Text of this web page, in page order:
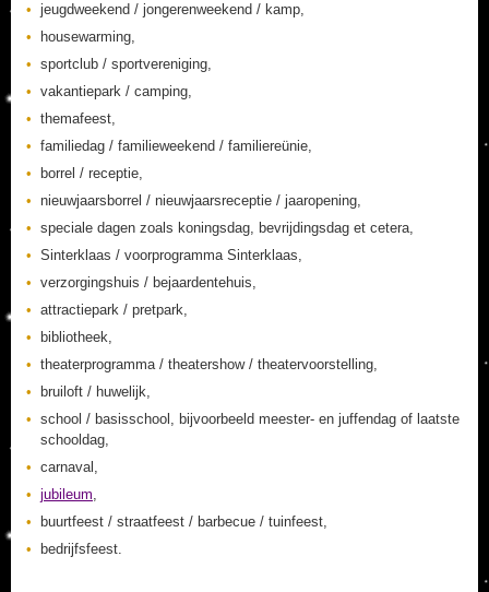
jeugdweekend / jongerenweekend / kamp,
housewarming,
sportclub / sportvereniging,
vakantiepark / camping,
themafeest,
familiedag / familieweekend / familiereünie,
borrel / receptie,
nieuwjaarsborrel / nieuwjaarsreceptie / jaaropening,
speciale dagen zoals koningsdag, bevrijdingsdag et cetera,
Sinterklaas / voorprogramma Sinterklaas,
verzorgingshuis / bejaardentehuis,
attractiepark / pretpark,
bibliotheek,
theaterprogramma / theatershow / theatervoorstelling,
bruiloft / huwelijk,
school / basisschool, bijvoorbeeld meester- en juffendag of laatste
schooldag,
carnaval,
jubileum,
buurtfeest / straatfeest / barbecue / tuinfeest,
bedrijfsfeest.